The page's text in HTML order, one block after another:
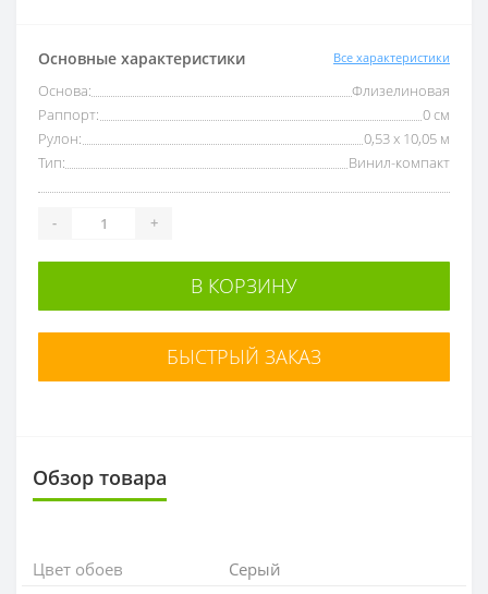
Основные характеристики Все характеристики
Основа:
Флизелиновая
Раппорт:
0 см
Рулон:
0,53 x 10,05 м
Тип:
Винил-компакт
- +
В КОРЗИНУ
БЫСТРЫЙ ЗАКАЗ
Обзор товара
Цвет обоев Серый